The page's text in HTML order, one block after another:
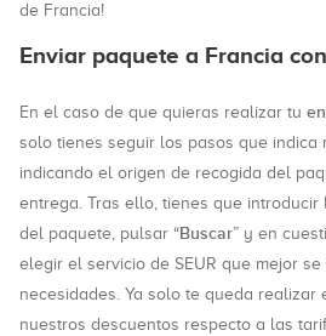
de Francia!
Enviar paquete a Francia
En el caso de que quieras realizar tu
solo tienes seguir los pasos que indica
indicando el origen de recogida del
entrega. Tras ello, tienes que
del paquete, pulsar “Buscar” y en
elegir el servicio de SEUR que mejor
necesidades. Ya solo te queda
nuestros descuentos respecto a las